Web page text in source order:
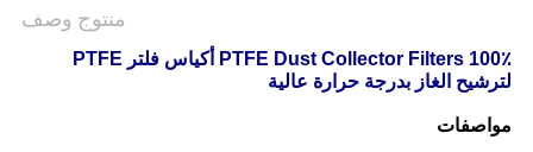
منتوج وصف
100٪ PTFE Dust Collector Filters أكياس فلتر PTFE
لترشيح الغاز بدرجة حرارة عالية
مواصفات